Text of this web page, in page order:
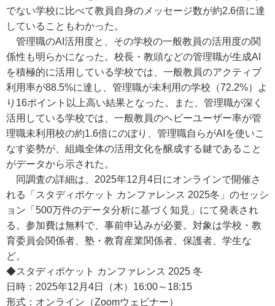
でない学校に比べて教員自身のメッセージ数が約2.6倍に達
していることもわかった。
管理職のAI活用度と、その学校の一般教員の活用度の関
係性も明らかになった。校長・教頭などの管理職が生成AI
を積極的に活用している学校では、一般教員のアクティブ
利用率が88.5%に達し、管理職が未利用の学校（72.2%）よ
り16ポイント以上高い結果となった。また、管理職が深く
活用している学校では、一般教員のヘビーユーザー率が管
理職未利用校の約1.6倍にのぼり、管理職自らがAIを使いこ
なす姿勢が、組織全体の活用文化を醸成する鍵であること
がデータから示された。
同調査の詳細は、2025年12月4日にオンラインで開催さ
れる「スタディポケット カンファレンス 2025冬」のセッシ
ョン「500万件のデータ分析に基づく知見」にて発表され
る。参加費は無料で、事前申込みが必要。対象は学校・教
育委員会関係者、塾・教育産業関係者、保護者、学生な
ど。
◆スタディポケット カンファレンス 2025 冬
日時：2025年12月4日（木）16:00～18:15
形式：オンライン（Zoomウェビナー）